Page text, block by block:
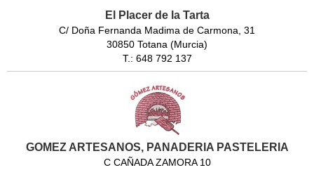
El Placer de la Tarta
C/ Doña Fernanda Madima de Carmona, 31
30850 Totana (Murcia)
T.: 648 792 137
GOMEZ ARTESANOS, PANADERIA PASTELERIA
C CAÑADA ZAMORA 10